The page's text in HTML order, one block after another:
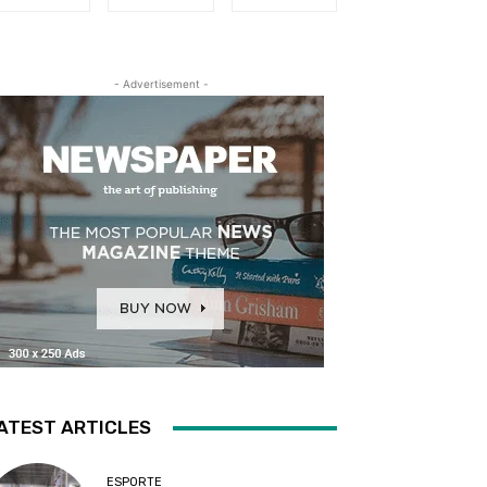
- Advertisement -
ARTICLES
ESPORTE